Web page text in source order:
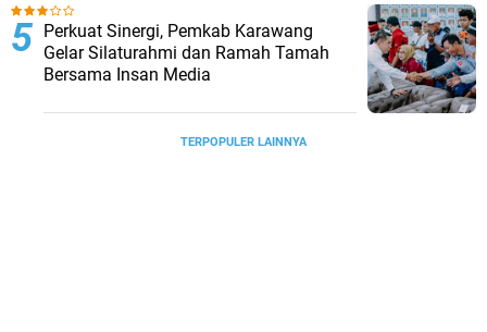
Perkuat Sinergi, Pemkab Karawang
Gelar Silaturahmi dan Ramah Tamah
Bersama Insan Media
TERPOPULER LAINNYA